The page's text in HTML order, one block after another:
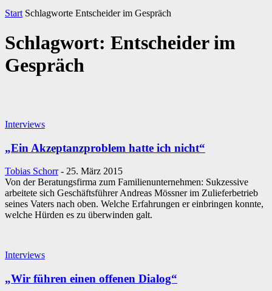
Start Schlagworte Entscheider im Gespräch
Schlagwort: Entscheider im
Gespräch
Interviews
„Ein Akzeptanzproblem hatte ich nicht“
Tobias Schorr - 25. März 2015
Von der Beratungsfirma zum Familienunternehmen: Sukzessive
arbeitete sich Geschäftsführer Andreas Mössner im Zulieferbetrieb
seines Vaters nach oben. Welche Erfahrungen er einbringen konnte,
welche Hürden es zu überwinden galt.
Interviews
„Wir führen einen offenen Dialog“